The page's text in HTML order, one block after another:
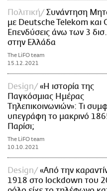
Πολιτική
Συνάντηση
με Deutsche Telekom και
Επενδύσεις άνω των 3
στην Ελλάδα
The LiFO team
15.12.2021
Design
«Η ιστορία της
Παγκόσμιας Ημέρας
Τηλεπικοινωνιών»: Τι
υπεγράφη το μακρινό
Παρίσι;
The LiFO team
10.10.2021
Design
«Από την
1918 στο lockdown του